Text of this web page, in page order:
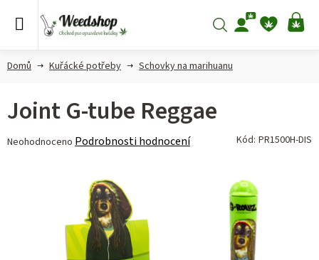
Hledat
Domů Kuřácké potřeby Schovky na marihuanu
Joint G-tube Reggae
Průměrné
Neohodnoceno Podrobnosti hodnocení Kód: PR1500H-DIS